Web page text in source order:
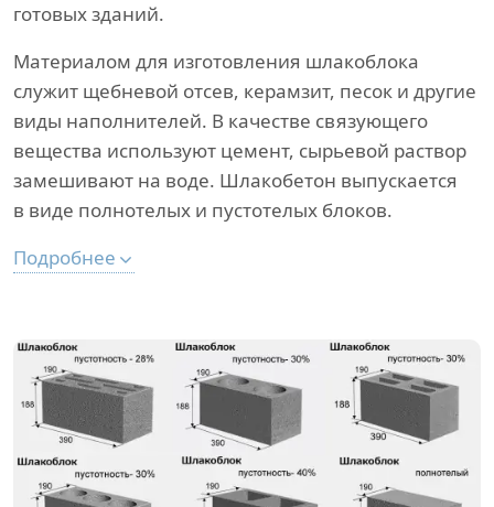
готовых зданий.
Материалом для изготовления шлакоблока
служит щебневой отсев, керамзит, песок и другие
виды наполнителей. В качестве связующего
вещества используют цемент, сырьевой раствор
замешивают на воде. Шлакобетон выпускается
в виде полнотелых и пустотелых блоков.
Подробнее